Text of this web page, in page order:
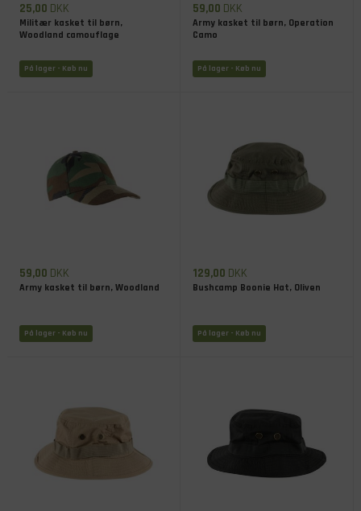
25,00 DKK
Militær kasket til børn,
Woodland camouflage
På lager - Køb nu
59,00 DKK
Army kasket til børn, Operation
Camo
På lager - Køb nu
59,00 DKK
Army kasket til børn, Woodland
På lager - Køb nu
129,00 DKK
Bushcamp Boonie Hat, Oliven
På lager - Køb nu